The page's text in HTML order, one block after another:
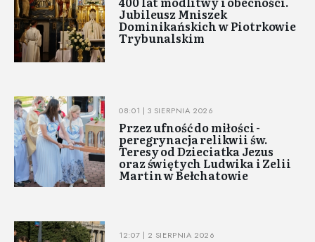
Jubileusz Mniszek
Dominikańskich w Piotrkowie
Trybunalskim
08:01 | 3 SIERPNIA 2026
Przez ufność do miłości -
peregrynacja relikwii św.
Teresy od Dzieciatka Jezus
oraz świętych Ludwika i Zelii
Martin w Bełchatowie
12:07 | 2 SIERPNIA 2026